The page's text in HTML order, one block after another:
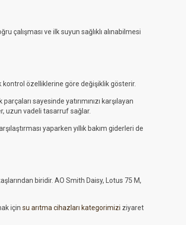
ve ilk suyun sağlıklı alınabilmesi
kontrol özelliklerine göre değişiklik gösterir.
sayesinde yatırımınızı karşılayan
uzun vadeli tasarruf sağlar.
yaparken yıllık bakım giderleri de
biridir. AO Smith Daisy, Lotus 75 M,
için su arıtma cihazları kategorimizi ziyaret